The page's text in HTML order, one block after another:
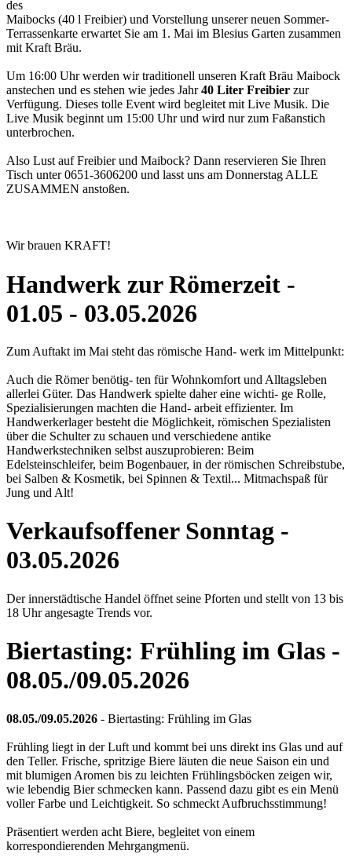
des
Maibocks (40 l Freibier) und Vorstellung unserer neuen Sommer-
Terrassenkarte erwartet Sie am 1. Mai im Blesius Garten zusammen
mit Kraft Bräu.
Um 16:00 Uhr werden wir traditionell unseren Kraft Bräu Maibock
anstechen und es stehen wie jedes Jahr40 Liter Freibier zur
Verfügung. Dieses tolle Event wird begleitet mit Live Musik. Die
Live Musik beginnt um 15:00 Uhr und wird nur zum Faßanstich
unterbrochen.
Also Lust auf Freibier und Maibock? Dann reservieren Sie Ihren
Tisch unter 0651-3606200 und lasst uns am Donnerstag ALLE
ZUSAMMEN anstoßen.
Wir brauen KRAFT!
Handwerk zur Römerzeit -
01.05 - 03.05.2026
Zum Auftakt im Mai steht das römische Hand- werk im Mittelpunkt:
Auch die Römer benötig- ten für Wohnkomfort und Alltagsleben
allerlei Güter. Das Handwerk spielte daher eine wichti- ge Rolle,
Spezialisierungen machten die Hand- arbeit effizienter. Im
Handwerkerlager besteht die Möglichkeit, römischen Spezialisten
über die Schulter zu schauen und verschiedene antike
Handwerkstechniken selbst auszuprobieren: Beim
Edelsteinschleifer, beim Bogenbauer, in der römischen Schreibstube,
bei Salben & Kosmetik, bei Spinnen & Textil... Mitmachspaß für
Jung und Alt!
Verkaufsoffener Sonntag -
03.05.2026
Der innerstädtische Handel öffnet seine Pforten und stellt von 13 bis
18 Uhr angesagte Trends vor.
Biertasting: Frühling im Glas -
08.05./09.05.2026
08.05./09.05.2026 - Biertasting: Frühling im Glas
Frühling liegt in der Luft und kommt bei uns direkt ins Glas und auf
den Teller. Frische, spritzige Biere läuten die neue Saison ein und
mit blumigen Aromen bis zu leichten Frühlingsböcken zeigen wir,
wie lebendig Bier schmecken kann. Passend dazu gibt es ein Menü
voller Farbe und Leichtigkeit. So schmeckt Aufbruchsstimmung!
Präsentiert werden acht Biere, begleitet von einem
korrespondierenden Mehrgangmenü.